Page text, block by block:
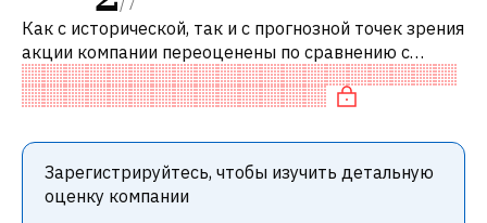
Как с исторической, так и с прогнозной точек зрения
акции компании переоценены по сравнению с
аналогичными акциями. В частности, акция
компании переоценена по P/E, справе
Зарегистрируйтесь, чтобы изучить детальную
оценку компании